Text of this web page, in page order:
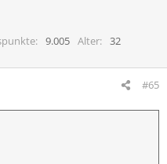
9.005 Alter
32
#65